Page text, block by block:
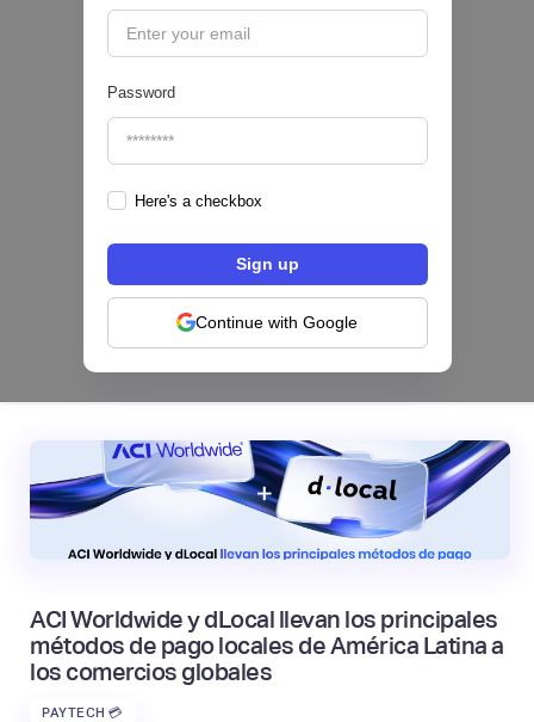
Password
Here's a checkbox
Continue with Google
Los bancos se están dividiendo en dos
categorías frente a la IA | Mambu
August6
ACI Worldwide y dLocal llevan los principales
métodos de pago locales de América Latina a
los comercios globales
PAYTECH 💳